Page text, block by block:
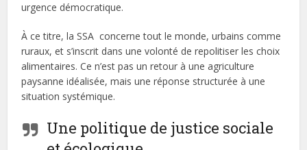
urgence démocratique.
À ce titre, la SSA concerne tout le monde, urbains comme
ruraux, et s’inscrit dans une volonté de repolitiser les choix
alimentaires. Ce n’est pas un retour à une agriculture
paysanne idéalisée, mais une réponse structurée à une
situation systémique.
Une politique de justice sociale